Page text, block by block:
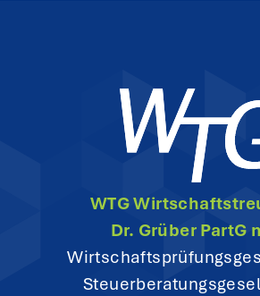
WTG
Dr. Grüber PartG